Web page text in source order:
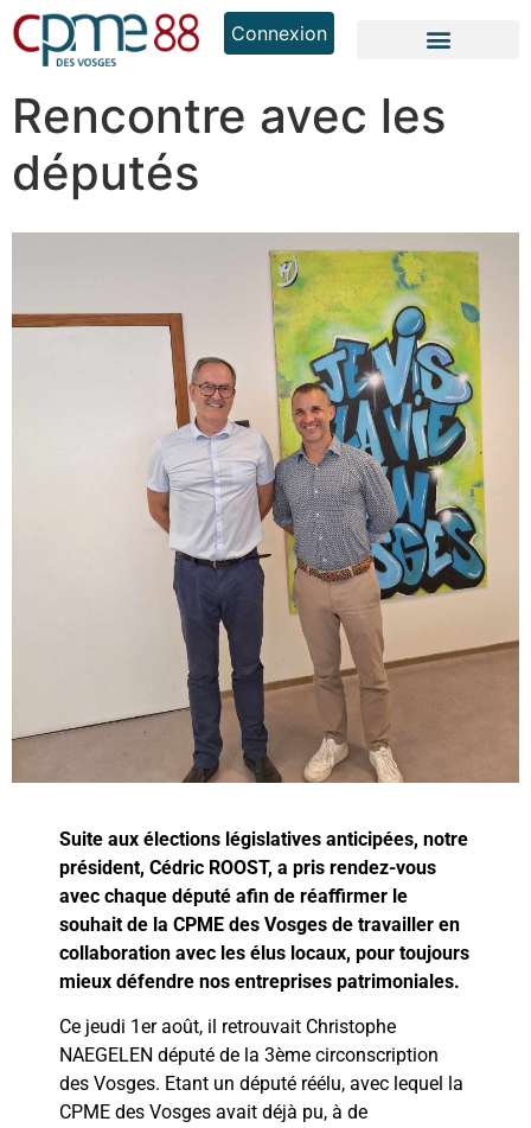
Connexion
Rencontre avec les
députés
Suite aux élections législatives anticipées, notre
président, Cédric ROOST, a pris rendez-vous
avec chaque député afin de réaffirmer le
souhait de la CPME des Vosges de travailler en
collaboration avec les élus locaux, pour toujours
mieux défendre nos entreprises patrimoniales.
Ce jeudi 1er août, il retrouvait Christophe
NAEGELEN député de la 3ème circonscription
des Vosges. Etant un député réélu, avec lequel la
CPME des Vosges avait déjà pu, à de